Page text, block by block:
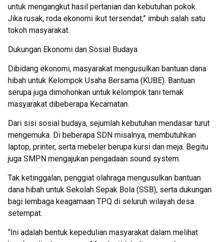
untuk mengangkut hasil pertanian dan kebutuhan pokok.
Jika rusak, roda ekonomi ikut tersendat,” imbuh salah satu
tokoh masyarakat.
Dukungan Ekonomi dan Sosial Budaya
Dibidang ekonomi, masyarakat mengusulkan bantuan dana
hibah untuk Kelompok Usaha Bersama (KUBE). Bantuan
serupa juga dimohonkan untuk kelompok tani ternak
masyarakat dibeberapa Kecamatan.
Dari sisi sosial budaya, sejumlah kebutuhan mendasar turut
mengemuka. Di beberapa SDN misalnya, membutuhkan
laptop, printer, serta mebeler berupa kursi dan meja. Begitu
juga SMPN mengajukan pengadaan sound system.
Tak ketinggalan, penggiat olahraga mengusulkan bantuan
dana hibah untuk Sekolah Sepak Bola (SSB), serta dukungan
bagi lembaga keagamaan TPQ di seluruh wilayah desa
setempat.
“Ini adalah bentuk kepedulian masyarakat dalam melihat